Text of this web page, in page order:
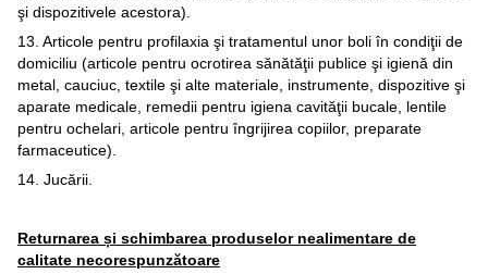
şi dispozitivele acestora).
13. Articole pentru profilaxia şi tratamentul unor boli în condiţii de
domiciliu (articole pentru ocrotirea sănătăţii publice şi igienă din
metal, cauciuc, textile şi alte materiale, instrumente, dispozitive şi
aparate medicale, remedii pentru igiena cavităţii bucale, lentile
pentru ochelari, articole pentru îngrijirea copiilor, preparate
farmaceutice).
14. Jucării.
Returnarea și schimbarea produselor nealimentare de
calitate necorespunzătoare